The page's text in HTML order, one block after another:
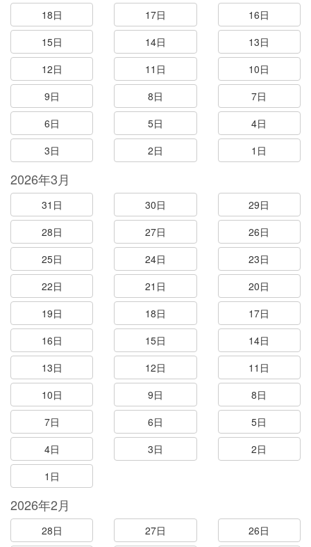
18日
17日
16日
15日
14日
13日
12日
11日
10日
9日
8日
7日
6日
5日
4日
3日
2日 1日
2026年3月
31日 30日
29日
28日
27日
26日
25日
24日
23日
22日
21日
20日
19日
18日
17日
16日
15日
14日
13日
12日
11日
10日
9日
8日
7日
6日
5日
4日
3日
2日
1日
2026年2月
28日 27日
26日